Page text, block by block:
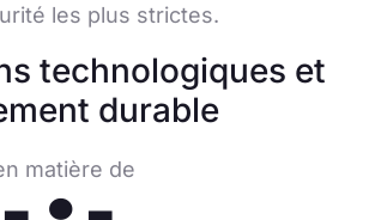
les plus strictes.
technologiques et
durable
matière de